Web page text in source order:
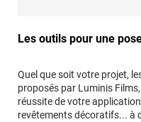
Les outils pour une
Quel que soit votre projet,
proposés par Luminis
réussite de votre
revêtements décoratifs... à